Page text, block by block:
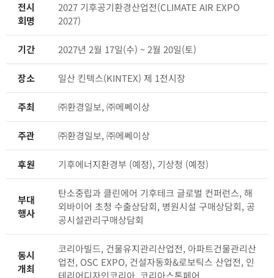
전시
회명
2027 기후공기환경산업전(CLIMATE AIR EXPO
2027)
기간 2027년 2월 17일(수) ~ 2월 20일(토)
장소 일산 킨텍스(KINTEX) 제 1전시장
주최 ㈜환경일보, ㈜메쎄이상
주관 ㈜환경일보, ㈜메쎄이상
후원 기후에너지환경부 (예정), 기상청 (예정)
부대
행사
탄소중립과 클린에어 기후테크 글로벌 컨퍼런스, 해
외바이어 초청 수출상담회, 병원시설 구매상담회, 공
공시설관리구매상담회
동시
개최
코리아빌드, 건물유지관리산업전, 아파트건물관리산
업전, OSC EXPO, 건설자동화&로보틱스 산업전, 인
테리어디자인코리아, 코리아스톤페어